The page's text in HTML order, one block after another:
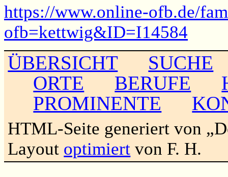
https://www.online-ofb.de/
ofb=kettwig&ID=I14584
ÜBERSICHT
SUCHE
ORTE
BERUFE
PROMINENTE
HTML-Seite generiert von
Layout optimiert von F. H.